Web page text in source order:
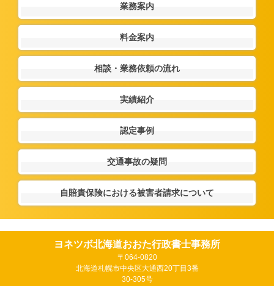
業務案内
料金案内
相談・業務依頼の流れ
実績紹介
認定事例
交通事故の疑問
自賠責保険における被害者請求について
ヨネツボ北海道おおた行政書士事務所
〒064-0820
北海道札幌市中央区大通西20丁目3番
30-305号